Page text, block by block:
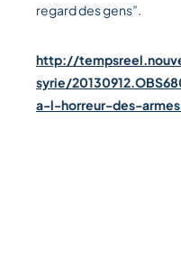
regard des gens”.
http://
syrie/
a-l-horreur-des-